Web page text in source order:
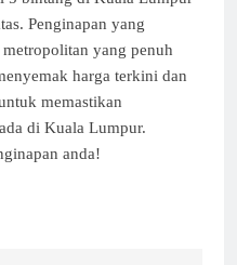
Penginapan yang
yang penuh
harga terkini dan
memastikan
di Kuala Lumpur.
anda!